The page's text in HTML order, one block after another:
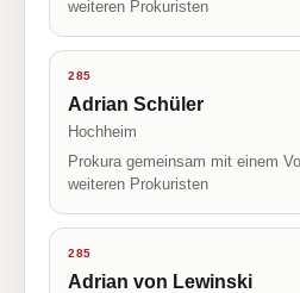
weiteren Prokuristen
285
Adrian Schüler
Hochheim
Prokura gemeinsam mit einem
weiteren Prokuristen
285
Adrian von Lewinski